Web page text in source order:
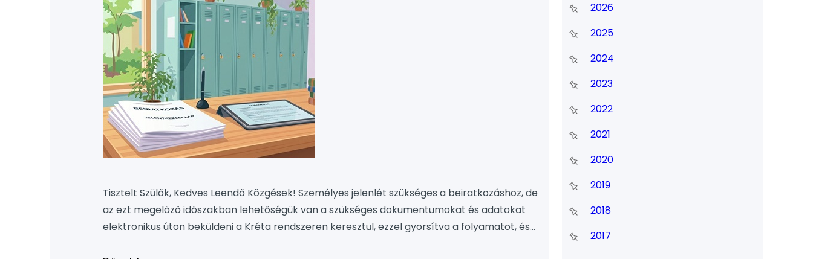
Tisztelt Szülők, Kedves Leendő Közgések! Személyes jelenlét szükséges a beiratkozáshoz, de
az ezt megelőző időszakban lehetőségük van a szükséges dokumentumokat és adatokat
elektronikus úton beküldeni a Kréta rendszeren keresztül, ezzel gyorsítva a folyamatot, és
2026
2025
2024
2023
2022
2021
2020
2019
2018
2017